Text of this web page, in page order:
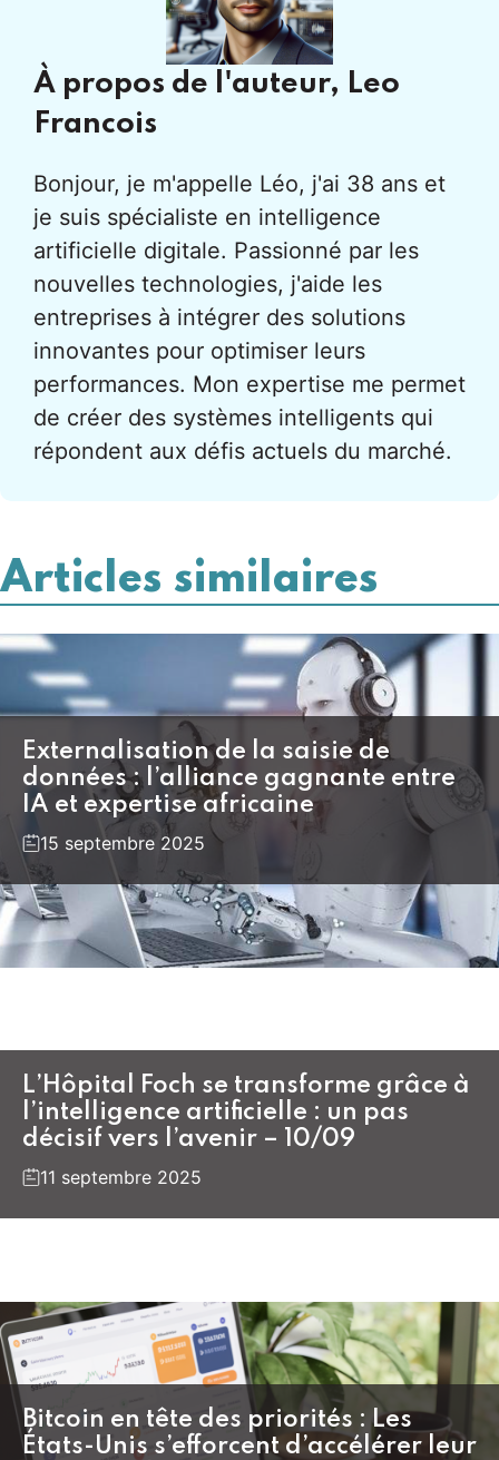
À propos de l'auteur, Leo
Francois
Bonjour, je m'appelle Léo, j'ai 38 ans et
je suis spécialiste en intelligence
artificielle digitale. Passionné par les
nouvelles technologies, j'aide les
entreprises à intégrer des solutions
innovantes pour optimiser leurs
performances. Mon expertise me permet
de créer des systèmes intelligents qui
répondent aux défis actuels du marché.
Articles similaires
Externalisation de la saisie de
données : l’alliance gagnante entre
IA et expertise africaine
15 septembre 2025
L’Hôpital Foch se transforme grâce à
l’intelligence artificielle : un pas
décisif vers l’avenir – 10/09
11 septembre 2025
Bitcoin en tête des priorités : Les
États-Unis s’efforcent d’accélérer leur